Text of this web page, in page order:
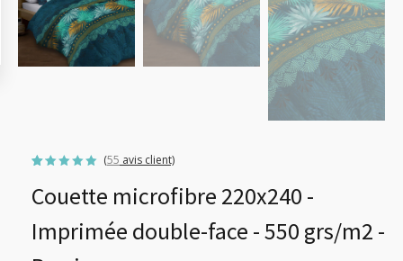
sur 5
basé
client
(55 avis client)
Couette microfibre 220x240 -
Imprimée double-face - 550 grs/m2 -